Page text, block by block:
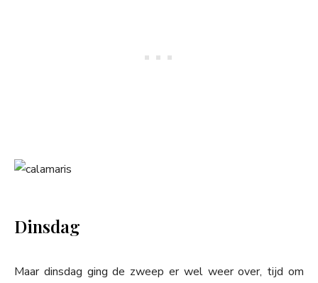
Dinsdag
Maar dinsdag ging de zweep er wel weer over, tijd om